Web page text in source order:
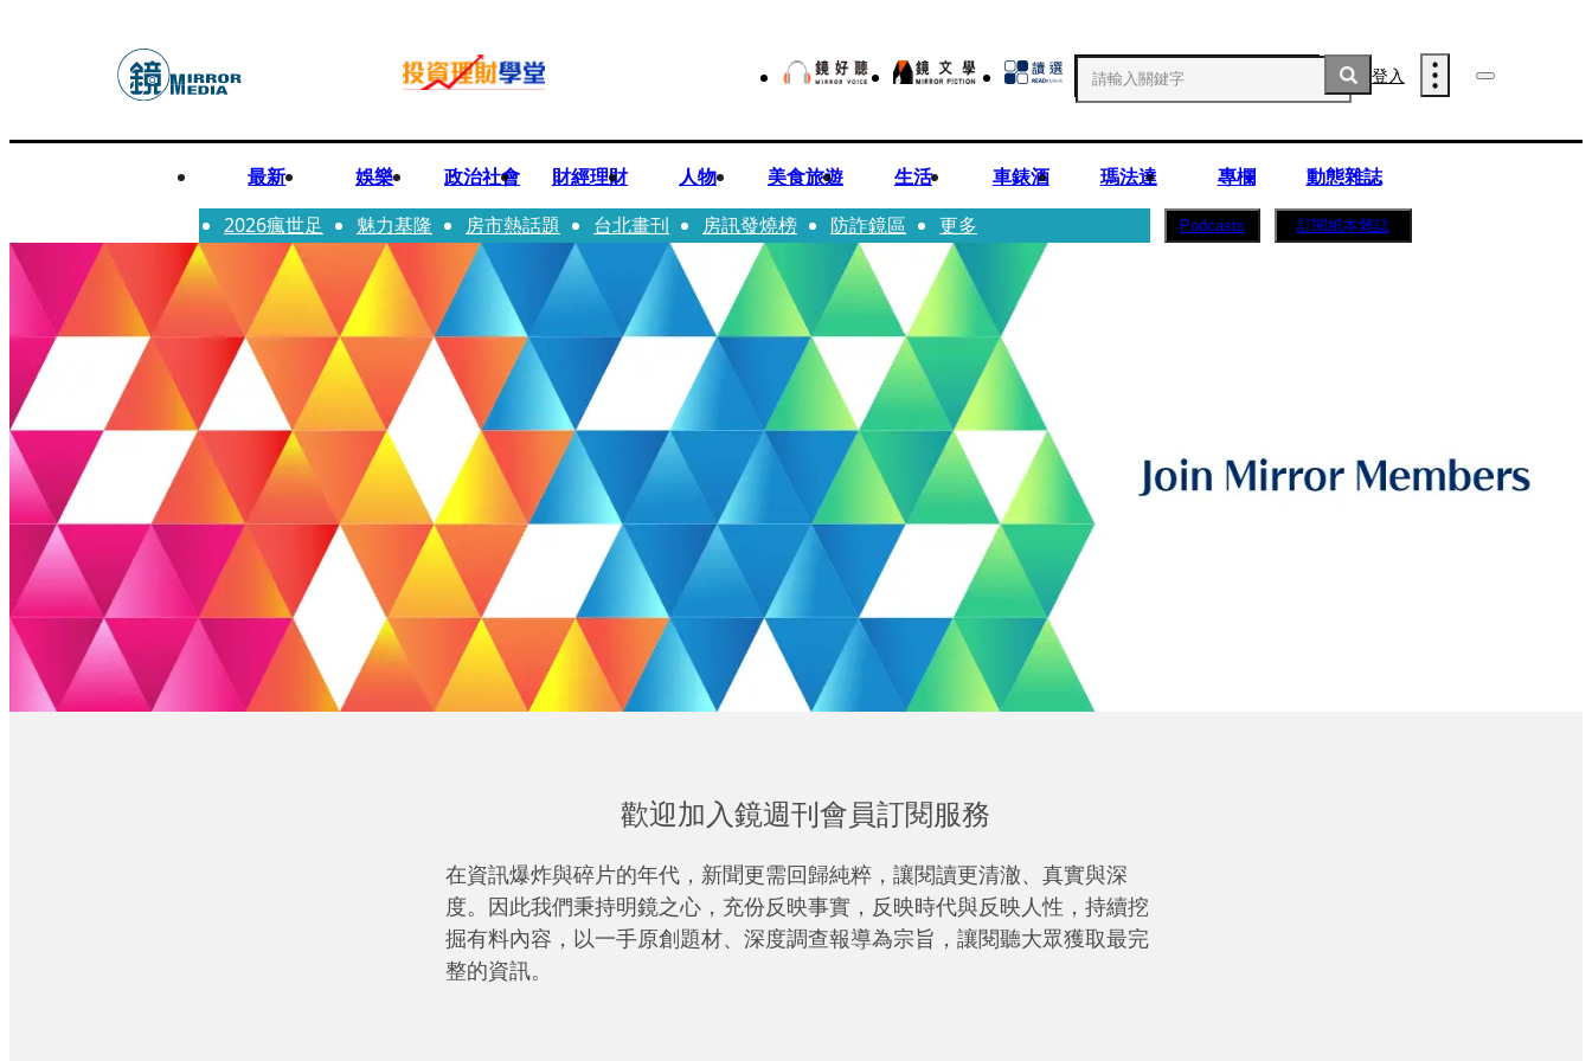
登入
最新 娛樂 政治社會 財經理財 人物 美食旅遊 生活 車錶酒 瑪法達 專欄
動態雜誌
2026瘋世足
魅力基隆 房市熱話題 台北畫刊 房訊發燒榜 防詐鏡區 更多 Podcasts 訂閱紙本雜誌
歡迎加入鏡週刊會員訂閱服務
在資訊爆炸與碎片的年代，新聞更需回歸純粹，讓閱讀更清澈、真實與深
度。因此我們秉持明鏡之心，充份反映事實，反映時代與反映人性，持續挖
掘有料內容，以一手原創題材、深度調查報導為宗旨，讓閱聽大眾獲取最完
整的資訊。